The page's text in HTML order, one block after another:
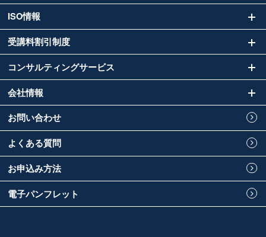
ISO情報
受講料割引制度
コンサルティングサービス
会社情報
お問い合わせ
よくある質問
お申込み方法
電子パンフレット